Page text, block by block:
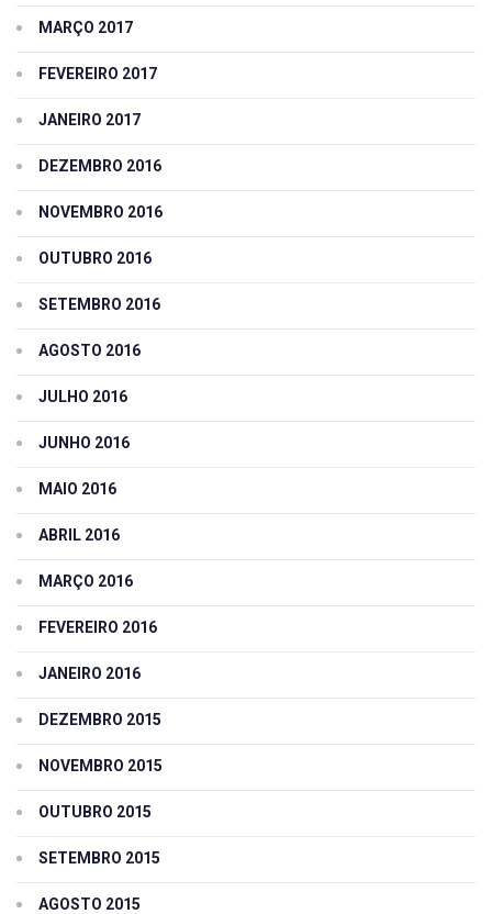
MARÇO 2017
FEVEREIRO 2017
JANEIRO 2017
DEZEMBRO 2016
NOVEMBRO 2016
OUTUBRO 2016
SETEMBRO 2016
AGOSTO 2016
JULHO 2016
JUNHO 2016
MAIO 2016
ABRIL 2016
MARÇO 2016
FEVEREIRO 2016
JANEIRO 2016
DEZEMBRO 2015
NOVEMBRO 2015
OUTUBRO 2015
SETEMBRO 2015
AGOSTO 2015